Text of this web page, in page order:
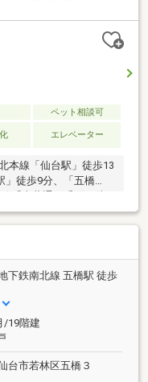
）■生活を豊かにす
部有料）■24時間ゴミ
ンが各階有■2路線3駅
地■徒歩10分圏内に生
るコンシェルジュサ
はディスポーザー、
のことならワールド
ください！☆お問合せ
で！
ペット相談可
エレベーター
本線「仙台駅」徒歩13
」徒歩9分、「五橋
「青葉通一番町」徒
歩10分・11階北西向
ート採用・登記簿面積
ーザー付きで生ごみ
4重セキュリティ採
・ペット飼育可能マン
24時間ゴミ出し可能
・同階に住戸ごとの
無償）
下鉄南北線 五橋駅 徒歩
/19階建
台市若林区五橋３